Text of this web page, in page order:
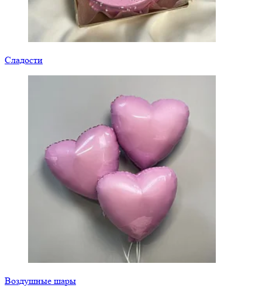
Сладости
Воздушные шары